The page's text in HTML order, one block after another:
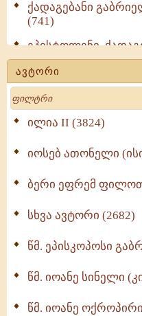
ქადაგებანი
(741)
ეპისტოლენი,
(723)
მოძღვრის ძალზე
მრევლისათვის (545)
Wisdomge (514)
ქადაგებანი
სულიერი
ნაწილი II (369)
ავტორი
Search
ილია II (3824)
იოსებ ათონელი
ბერი ეფრემ
სხვა ავტორი (2682)
წმ. ეპისკოპოსი
წმ. იოანე სინელი
წმ. იოანე